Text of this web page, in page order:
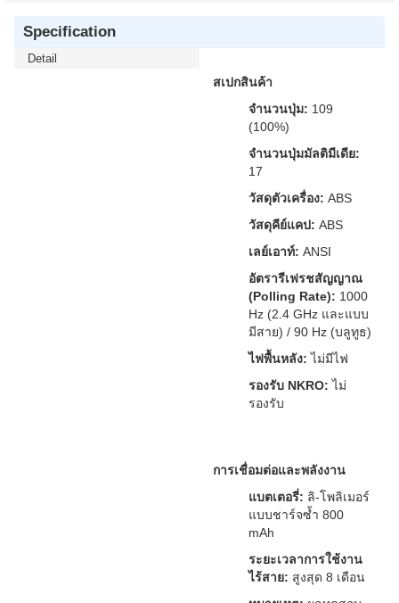
Specification
Detail
สเปกสินค้า
จำนวนปุ่ม: 109
(100%)
จำนวนปุ่มมัลติมีเดีย:
17
วัสดุตัวเครื่อง: ABS
วัสดุคีย์แคป: ABS
เลย์เอาท์: ANSI
อัตรารีเฟรชสัญญาณ
(Polling Rate): 1000
Hz (2.4 GHz และแบบ
มีสาย) / 90 Hz (บลูทูธ)
ไฟพื้นหลัง: ไม่มีไฟ
รองรับ NKRO: ไม่
รองรับ
การเชื่อมต่อและพลังงาน
แบตเตอรี่: ลิ-โพลิเมอร์
แบบชาร์จซ้ำ 800
mAh
ระยะเวลาการใช้งาน
ไร้สาย: สูงสุด 8 เดือน